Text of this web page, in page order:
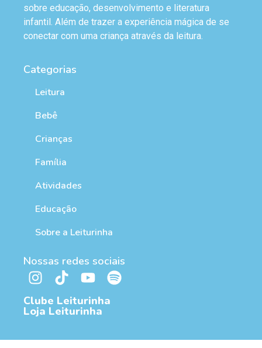
sobre educação, desenvolvimento e literatura
infantil. Além de trazer a experiência mágica de se
conectar com uma criança através da leitura.
Categorias
Leitura
Bebê
Crianças
Família
Atividades
Educação
Sobre a Leiturinha
Nossas redes sociais
Clube Leiturinha
Loja Leiturinha